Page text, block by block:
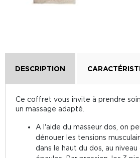
DESCRIPTION
Ce coffret vous invite à prendre
un massage adapté.
A l'aide du masseur dos, on
dénouer les tensions
dans le haut du dos, au